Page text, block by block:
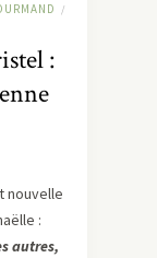
/
:
nouvelle
:
autres,